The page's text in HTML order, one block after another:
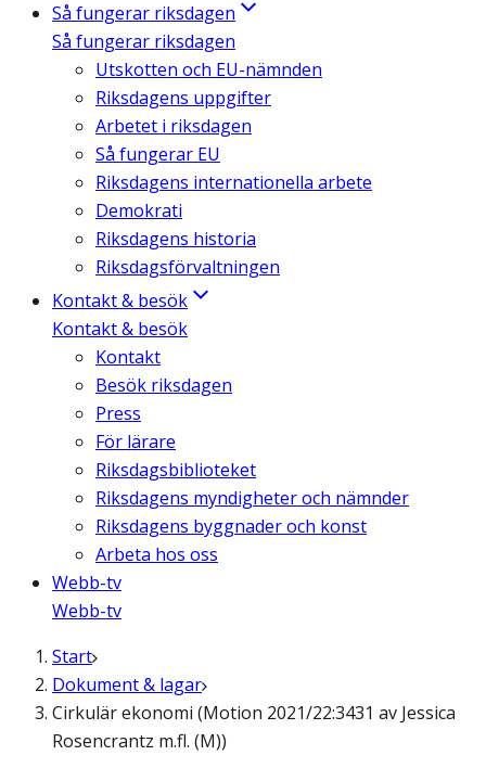
Så fungerar riksdagen
Så fungerar riksdagen
Utskotten och EU-nämnden
Riksdagens uppgifter
Arbetet i riksdagen
Så fungerar EU
Riksdagens internationella arbete
Demokrati
Riksdagens historia
Riksdagsförvaltningen
Kontakt & besök
Kontakt & besök
Kontakt
Besök riksdagen
Press
För lärare
Riksdagsbiblioteket
Riksdagens myndigheter och nämnder
Riksdagens byggnader och konst
Arbeta hos oss
Webb-tv
Webb-tv
Start
Dokument & lagar
Cirkulär ekonomi (Motion 2021/22:3431 av Jessica
Rosencrantz m.fl. (M))